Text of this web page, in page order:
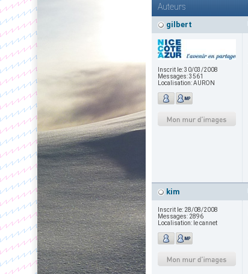
Auteurs
gilbert
Inscrit le:30/03/2008
Messages:3561
Localisation:AURON
kim
Inscrit le: 28/08/2008
Messages: 2896
Localisation: le cannet